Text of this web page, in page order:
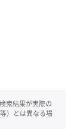
索結果が実際の
）とは異なる場